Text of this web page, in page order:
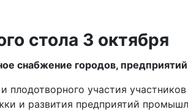
стола 3 октября
снабжение городов,
плодотворного участия
и развития предприятий